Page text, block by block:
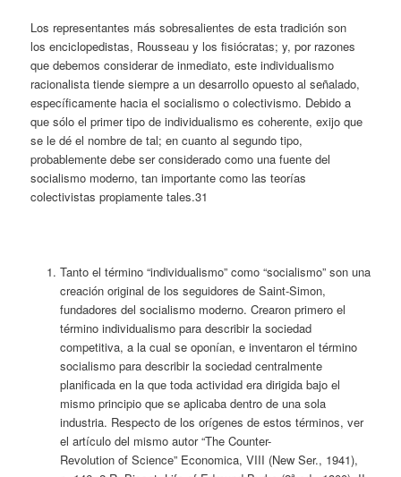
Los representantes más sobresalientes de esta tradición son
los enciclopedistas, Rousseau y los fisiócratas; y, por razones
que debemos considerar de inmediato, este individualismo
racionalista tiende siempre a un desarrollo opuesto al señalado,
específicamente hacia el socialismo o colectivismo. Debido a
que sólo el primer tipo de individualismo es coherente, exijo que
se le dé el nombre de tal; en cuanto al segundo tipo,
probablemente debe ser considerado como una fuente del
socialismo moderno, tan importante como las teorías
colectivistas propiamente tales.31
Tanto el término “individualismo” como “socialismo” son una
creación original de los seguidores de Saint-Simon,
fundadores del socialismo moderno. Crearon primero el
término individualismo para describir la sociedad
competitiva, a la cual se oponían, e inventaron el término
socialismo para describir la sociedad centralmente
planificada en la que toda actividad era dirigida bajo el
mismo principio que se aplicaba dentro de una sola
industria. Respecto de los orígenes de estos términos, ver
el artículo del mismo autor “The Counter-
Revolution of Science” Economica, VIII (New Ser., 1941),